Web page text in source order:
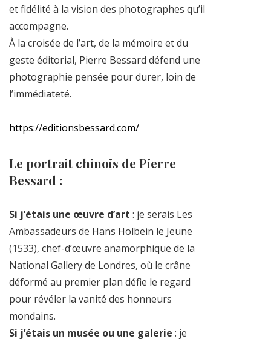
et fidélité à la vision des photographes qu’il
accompagne.
À la croisée de l’art, de la mémoire et du
geste éditorial, Pierre Bessard défend une
photographie pensée pour durer, loin de
l’immédiateté.
https://editionsbessard.com/
Le portrait chinois de Pierre
Bessard :
Si j’étais une œuvre d’art : je serais Les
Ambassadeurs de Hans Holbein le Jeune
(1533), chef-d’œuvre anamorphique de la
National Gallery de Londres, où le crâne
déformé au premier plan défie le regard
pour révéler la vanité des honneurs
mondains.
Si j’étais un musée ou une galerie : je